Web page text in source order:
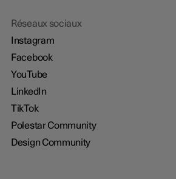
Réseaux sociaux
Instagram
Facebook
YouTube
LinkedIn
TikTok
Polestar Community
Design Community